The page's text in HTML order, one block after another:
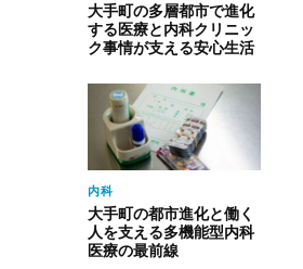
大手町の多層都市で進化
する医療と内科クリニッ
ク事情が支える安心生活
内科
大手町の都市進化と働く
人を支える多機能型内科
医療の最前線